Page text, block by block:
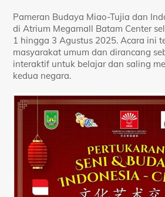
Pameran Budaya Miao-Tujia dan
di Atrium Megamall Batam Center
1 hingga 3 Agustus 2025. Acara ini
masyarakat umum dan dirancang
interaktif untuk belajar dan saling
kedua negara.